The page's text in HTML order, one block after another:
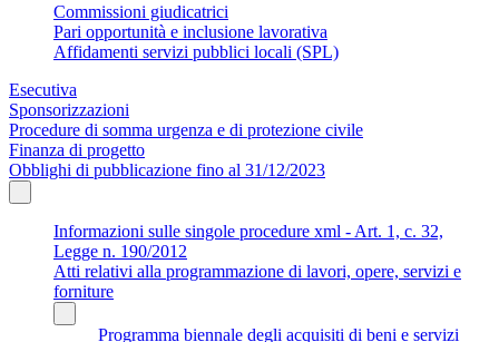
Commissioni giudicatrici
Pari opportunità e inclusione lavorativa
Affidamenti servizi pubblici locali (SPL)
Esecutiva
Sponsorizzazioni
Procedure di somma urgenza e di protezione civile
Finanza di progetto
Obblighi di pubblicazione fino al 31/12/2023
Informazioni sulle singole procedure xml - Art. 1, c. 32,
Legge n. 190/2012
Atti relativi alla programmazione di lavori, opere, servizi e
forniture
Programma biennale degli acquisiti di beni e servizi